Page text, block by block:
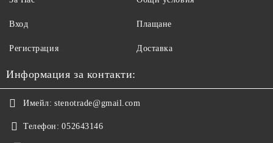
Вход
Регистрация
Плащане
Доставка
Информация за контакти:
Имейл: stenotrade@gmail.com
Телефон: 052643146